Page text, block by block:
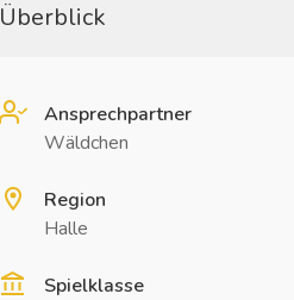
Überblick
Ansprechpartner
Wäldchen
Region
Halle
Spielklasse